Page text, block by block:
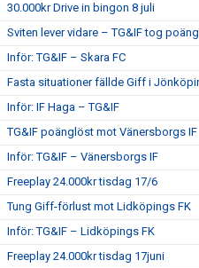
30.000kr Drive in bingon 8 juli
Sviten lever vidare – TG&IF tog
Inför: TG&IF – Skara FC
Fasta situationer fällde Giff i
Inför: IF Haga – TG&IF
TG&IF poänglöst mot Vänersborgs IF
Inför: TG&IF – Vänersborgs IF
Freeplay 24.000kr tisdag 17/6
Tung Giff-förlust mot Lidköpings FK
Inför: TG&IF – Lidköpings FK
Freeplay 24.000kr tisdag 17juni